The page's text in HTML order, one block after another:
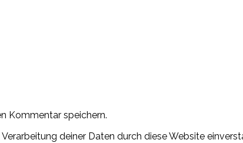
Kommentar speichern.
deiner Daten durch diese Website